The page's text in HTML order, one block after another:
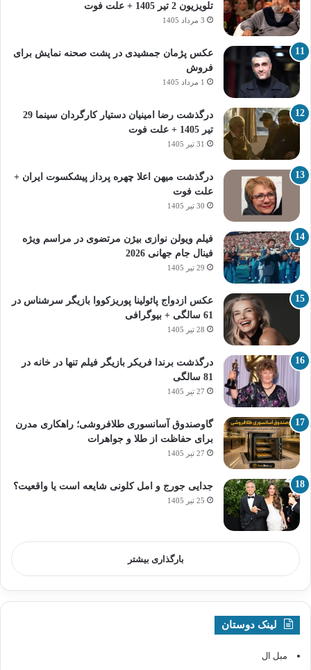
تلویزیون 2 تیر 1405 + علت فوت
3 مرداد 1405
عکس پژمان جمشیدی در پشت صحنه نمایش برای
فروش
1 مرداد 1405
درگذشت رضا امینیان دستیار کارگردان سینما 29
تیر 1405 + علت فوت
31 تیر 1405
درگذشت میهن اعلا چهره پرداز پیشکسوت ایران +
علت فوت
30 تیر 1405
فیلم ویولن نوازی بیژن مرتضوی در مراسم ویژه
فینال جام جهانی 2026
29 تیر 1405
عکس ازدواج پائولینا پوریزکووا بازیگر سرشناس در
61 سالگی + بیوگرافی
28 تیر 1405
درگذشت برندا فریکر بازیگر فیلم تنها در خانه در
81 سالگی
27 تیر 1405
گاوصندوق آسانسوری طلافروشی؛ راهکاری مدرن
برای حفاظت از طلا و جواهرات
27 تیر 1405
جدایی جورج و امل کلونی شایعه است یا واقعیت؟
25 تیر 1405
بارگذاری بیشتر
لینک دوستان
مبل ال